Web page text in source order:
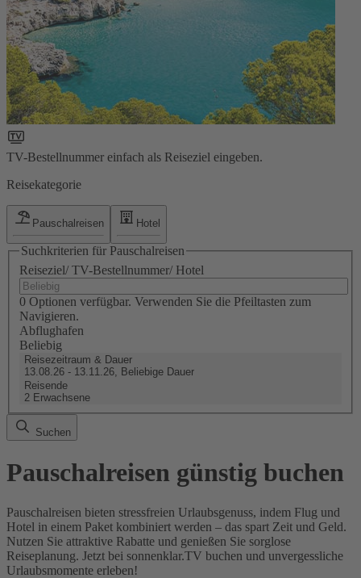
TV-Bestellnummer einfach als Reiseziel eingeben.
Reisekategorie
Pauschalreisen Hotel
Suchkriterien für Pauschalreisen
Reiseziel/ TV-Bestellnummer/ Hotel
0 Optionen verfügbar. Verwenden Sie die Pfeiltasten zum
Navigieren.
Abflughafen
Beliebig
Reisezeitraum & Dauer
13.08.26 - 13.11.26, Beliebige Dauer
Reisende
2 Erwachsene
Suchen
Pauschalreisen günstig buchen
Pauschalreisen bieten stressfreien Urlaubsgenuss, indem Flug und
Hotel in einem Paket kombiniert werden – das spart Zeit und Geld.
Nutzen Sie attraktive Rabatte und genießen Sie sorglose
Reiseplanung. Jetzt bei sonnenklar.TV buchen und unvergessliche
Urlaubsmomente erleben!